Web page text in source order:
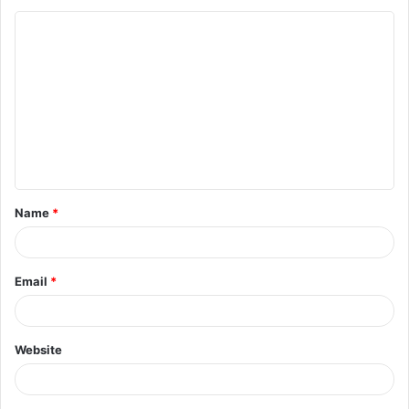
Name *
Email *
Website